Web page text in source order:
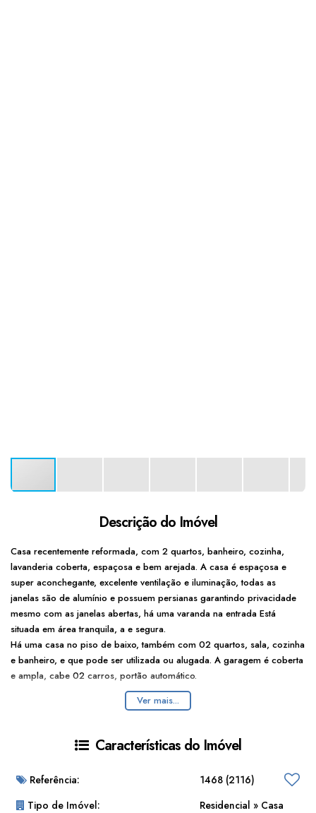
Descrição do Imóvel
Casa recentemente reformada, com 2 quartos, banheiro, cozinha,
lavanderia coberta, espaçosa e bem arejada. A casa é espaçosa e
super aconchegante, excelente ventilação e iluminação, todas as
janelas são de alumínio e possuem persianas garantindo privacidade
mesmo com as janelas abertas, há uma varanda na entrada Está
situada em área tranquila, a e segura.
Há uma casa no piso de baixo, também com 02 quartos, sala, cozinha
e banheiro, e que pode ser utilizada ou alugada. A garagem é coberta
e ampla, cabe 02 carros, portão automático.
Ver mais...
Características do Imóvel
Referência: 1468 (2116)
Tipo de Imóvel:
Residencial » Casa